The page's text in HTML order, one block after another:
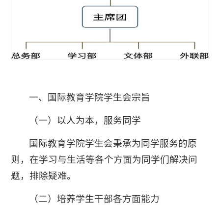
一、国际教育学院学生会宗旨
（一）以人为本，服务同学
国际教育学院学生会秉承为同学服务的原
则，在学习与生活等各个方面为同学们解决问
题，排除疑难。
（二）培养学生干部各方面能力